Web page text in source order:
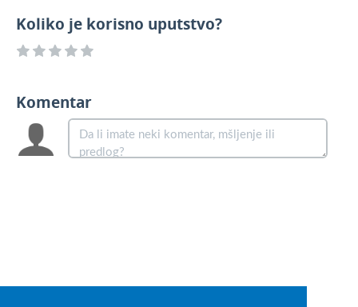
Koliko je korisno uputstvo?
Komentar